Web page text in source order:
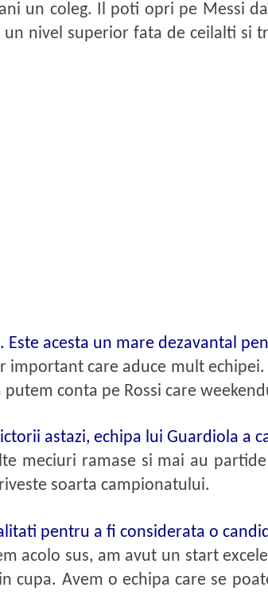
un coleg. Il poti opri pe Messi
un nivel superior fata de ceilalti si
Este acesta un mare dezavantal
important care aduce mult
putem conta pe Rossi care
astazi, echipa lui Guardiola a
meciuri ramase si mai au
soarta campionatului.
pentru a fi considerata o
acolo sus, am avut un start
cupa. Avem o echipa care se